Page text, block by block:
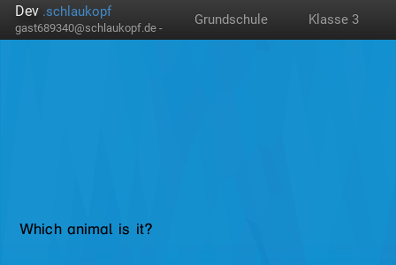
Dev .schlaukopf
gast689340@schlaukopf.de -
Grundschule Klasse 3
Which animal is it?